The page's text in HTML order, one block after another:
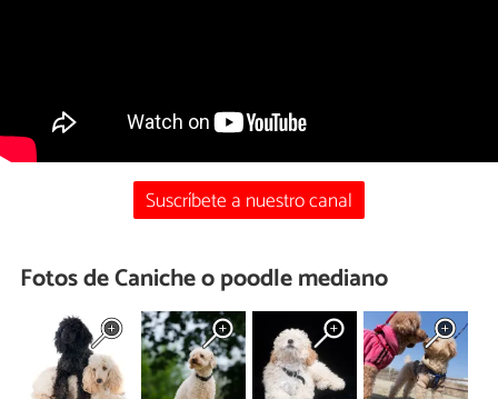
Suscríbete a nuestro canal
Fotos de Caniche o poodle mediano